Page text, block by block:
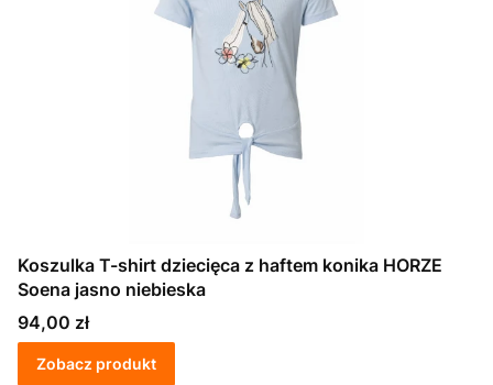
Koszulka T-shirt dziecięca z haftem konika HORZE
Soena jasno niebieska
Cena
94,00 zł
Zobacz produkt